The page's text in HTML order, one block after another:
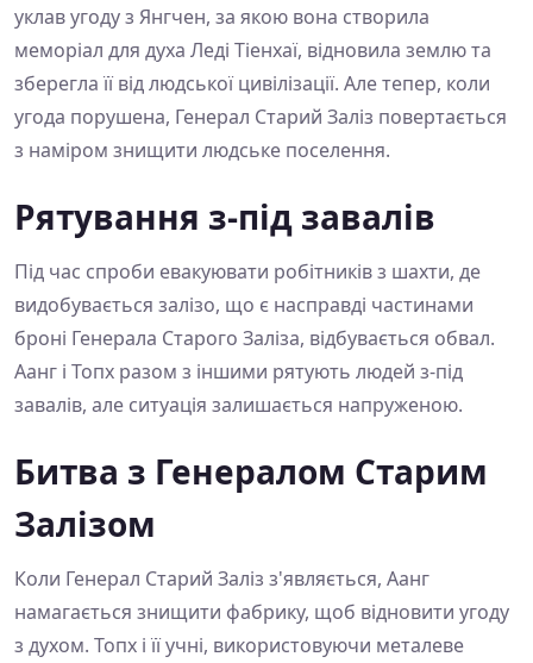
уклав угоду з Янгчен, за якою вона створила
меморіал для духа Леді Тіенхаї, відновила землю та
зберегла її від людської цивілізації. Але тепер, коли
угода порушена, Генерал Старий Заліз повертається
з наміром знищити людське поселення.
Рятування з-під завалів
Під час спроби евакуювати робітників з шахти, де
видобувається залізо, що є насправді частинами
броні Генерала Старого Заліза, відбувається обвал.
Аанг і Топх разом з іншими рятують людей з-під
завалів, але ситуація залишається напруженою.
Битва з Генералом Старим
Залізом
Коли Генерал Старий Заліз з'являється, Аанг
намагається знищити фабрику, щоб відновити угоду
з духом. Топх і її учні, використовуючи металеве